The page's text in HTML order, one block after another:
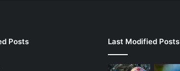
Posts Last Modified Posts